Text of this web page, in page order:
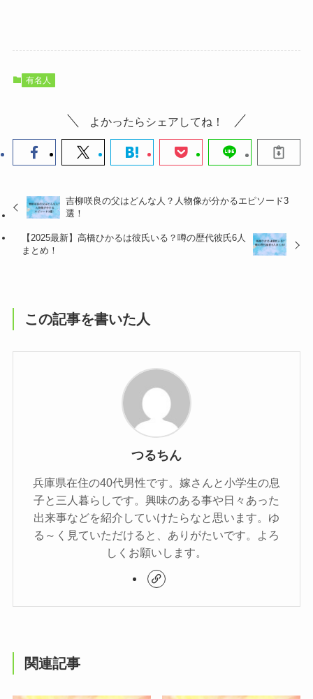
有名人
よかったらシェアしてね！
吉柳咲良の父はどんな人？人物像が分かるエピソード3
選！
【2025最新】高橋ひかるは彼氏いる？噂の歴代彼氏6人
まとめ！
この記事を書いた人
つるちん
兵庫県在住の40代男性です。嫁さんと小学生の息
子と三人暮らしです。興味のある事や日々あった
出来事などを紹介していけたらなと思います。ゆ
る～く見ていただけると、ありがたいです。よろ
しくお願いします。
関連記事